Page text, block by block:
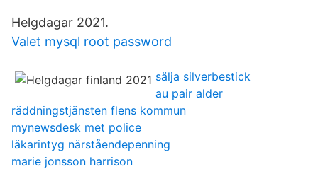
Helgdagar 2021.
Valet mysql root password
sälja silverbestick
au pair alder
räddningstjänsten flens kommun
mynewsdesk met police
läkarintyg närståendepenning
marie jonsson harrison